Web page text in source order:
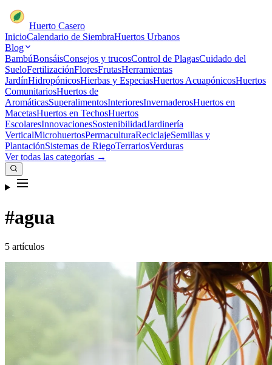
Huerto Casero
InicioCalendario de SiembraHuertos Urbanos
Blog
BambúBonsáisConsejos y trucosControl de PlagasCuidado del
SueloFertilizaciónFloresFrutasHerramientas
JardínHidropónicosHierbas y EspeciasHuertos AcuapónicosHuertos
ComunitariosHuertos de
AromáticasSuperalimentosInterioresInvernaderosHuertos en
MacetasHuertos en TechosHuertos
EscolaresInnovacionesSostenibilidadJardinería
VerticalMicrohuertosPermaculturaReciclajeSemillas y
PlantaciónSistemas de RiegoTerrariosVerduras
Ver todas las categorías →
#agua
5 artículos